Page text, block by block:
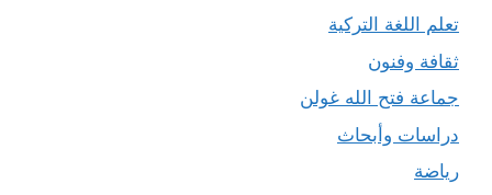
تعلم اللغة التركية
ثقافة وفنون
جماعة فتح الله غولن
دراسات وأبحاث
رياضة